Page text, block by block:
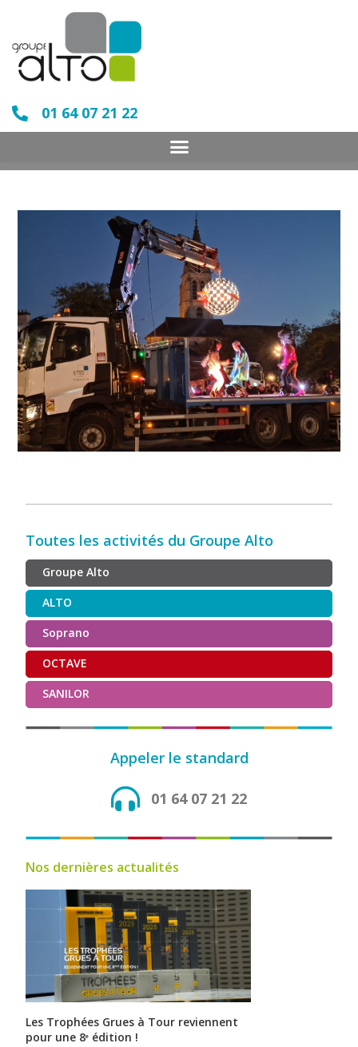
01 64 07 21 22
Toutes les activités du Groupe Alto
Groupe Alto
ALTO
Soprano
OCTAVE
SANILOR
Appeler le standard
01 64 07 21 22
Nos dernières actualités
Les Trophées Grues à Tour reviennent
pour une 8ᵉ édition !